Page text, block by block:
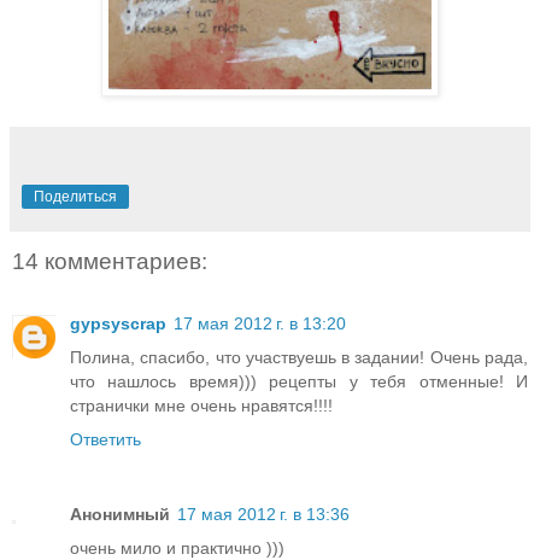
Поделиться
14 комментариев:
gypsyscrap 17 мая 2012 г. в 13:20
Полина, спасибо, что участвуешь в задании! Очень рада,
что нашлось время))) рецепты у тебя отменные! И
странички мне очень нравятся!!!!
Ответить
Анонимный 17 мая 2012 г. в 13:36
очень мило и практично )))